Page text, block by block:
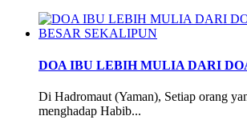
DOA IBU LEBIH MULIA DARI
Di Hadromaut (Yaman), Setiap orang
menghadap Habib...